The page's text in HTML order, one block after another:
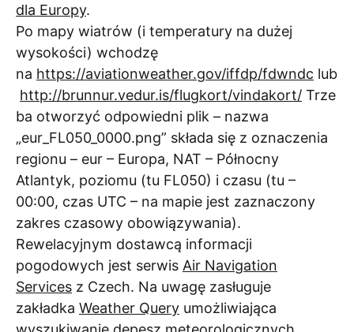
dla Europy.
Po mapy wiatrów (i temperatury na dużej
wysokości) wchodzę
na https://aviationweather.gov/iffdp/fdwndc lub
http://brunnur.vedur.is/flugkort/vindakort/ Trze
ba otworzyć odpowiedni plik – nazwa
„eur_FL050_0000.png” składa się z oznaczenia
regionu – eur – Europa, NAT – Północny
Atlantyk, poziomu (tu FL050) i czasu (tu –
00:00, czas UTC – na mapie jest zaznaczony
zakres czasowy obowiązywania).
Rewelacyjnym dostawcą informacji
pogodowych jest serwis Air Navigation
Services z Czech. Na uwagę zasługuje
zakładka Weather Query umożliwiająca